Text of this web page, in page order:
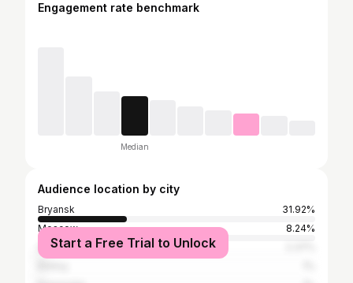
Engagement rate benchmark
Median
Audience location by city
Bryansk
31.92%
Moscow
8.24%
Saint Petersburg
Start a Free Trial to Unlock